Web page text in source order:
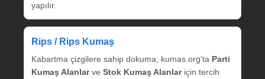
yapılır.
Rips / Rips Kumaş
Kabartma çizgilere sahip dokuma; kumas.org’ta Parti
Kumaş Alanlarve Stok Kumaş Alanlariçin tercih